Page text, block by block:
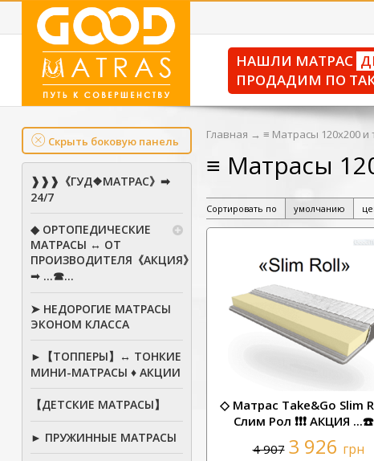
НАШЛИ МАТРАС
ПРОДАДИМ ПО
Скрыть боковую панель
❱❱❱《ГУД❖МАТРАС》➡
24/7
◆ ОРТОПЕДИЧЕСКИЕ
МАТРАСЫ ↔ ОТ
ПРОИЗВОДИТЕЛЯ《АКЦИЯ》
➟ ...☎...
➤ НЕДОРОГИЕ МАТРАСЫ
ЭКОНОМ КЛАССА
►【ТОППЕРЫ】↔ ТОНКИЕ
МИНИ-МАТРАСЫ ♦ АКЦИИ
【ДЕТСКИЕ МАТРАСЫ】
► ПРУЖИННЫЕ МАТРАСЫ
Главная → ≡ Матрасы 120х200
≡ Матрасы
Сортировать по умолчанию
◇ Матрас Take&Go Slim
Слим Рол ❗❗❗ АКЦИЯ
4 907 3 926 грн